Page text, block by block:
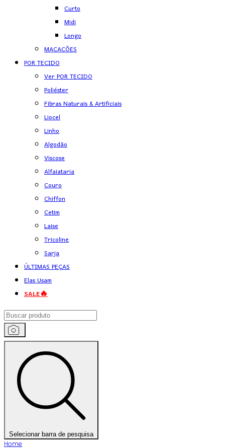
Curto
Midi
Longo
MACACÕES
POR TECIDO
Ver POR TECIDO
Poliéster
Fibras Naturais & Artificiais
Liocel
Linho
Algodão
Viscose
Alfaiataria
Couro
Chiffon
Cetim
Laise
Tricoline
Sarja
ÚLTIMAS PEÇAS
Elas Usam
SALE🔥
Selecionar barra de pesquisa
Home